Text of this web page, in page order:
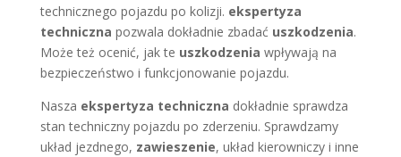
technicznego pojazdu po kolizji. ekspertyza
techniczna pozwala dokładnie zbadać uszkodzenia.
Może też ocenić, jak te uszkodzenia wpływają na
bezpieczeństwo i funkcjonowanie pojazdu.
Nasza ekspertyza techniczna dokładnie sprawdza
stan techniczny pojazdu po zderzeniu. Sprawdzamy
układ jezdnego, zawieszenie, układ kierowniczy i inne